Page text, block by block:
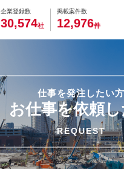
企業登録数
0
3
0
0,
0
5
0
74社
掲載案件数
0
1
0
2,
0
9
0
76件
仕事を発注したい方
お仕事を依頼
REQUEST